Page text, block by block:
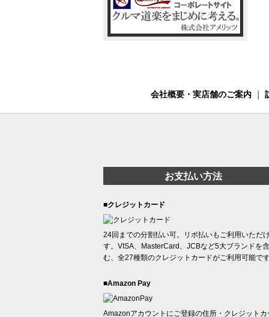
会社概要・実店舗のご案内
お支払い方法
■クレジットカード
24回までの分割払い可。リボ払いもご利用いただ
す。VISA、MasterCard、JCBなど5大ブランドを含
む、全27種類のクレジットカードがご利用可能で
■Amazon Pay
Amazonアカウントにご登録の住所・クレジットカ